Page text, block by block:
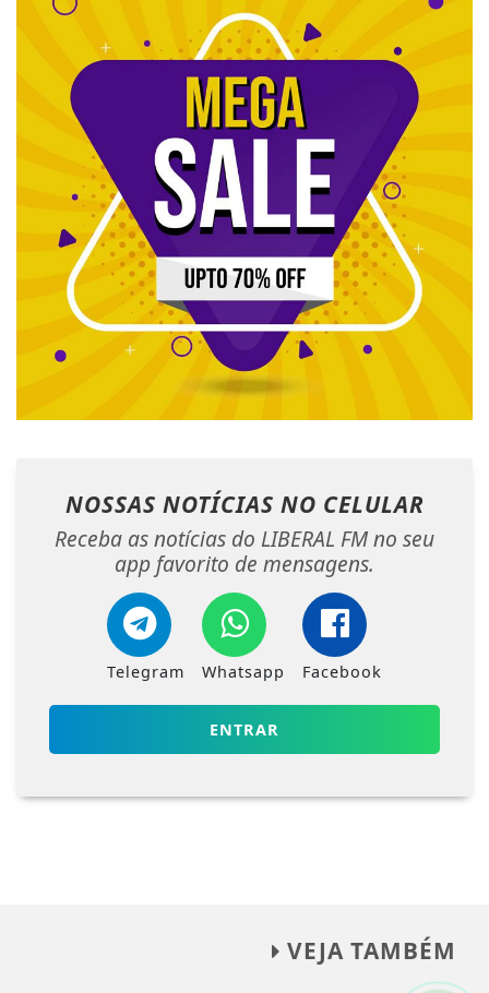
NOSSAS NOTÍCIAS NO CELULAR
Receba as notícias do LIBERAL FM no seu
app favorito de mensagens.
Telegram Whatsapp Facebook
ENTRAR
VEJA TAMBÉM